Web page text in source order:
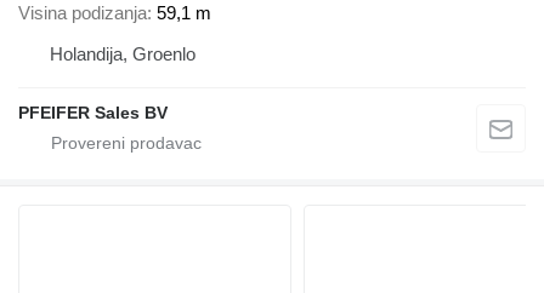
Visina podizanja 59,1 m
Holandija, Groenlo
PFEIFER Sales BV